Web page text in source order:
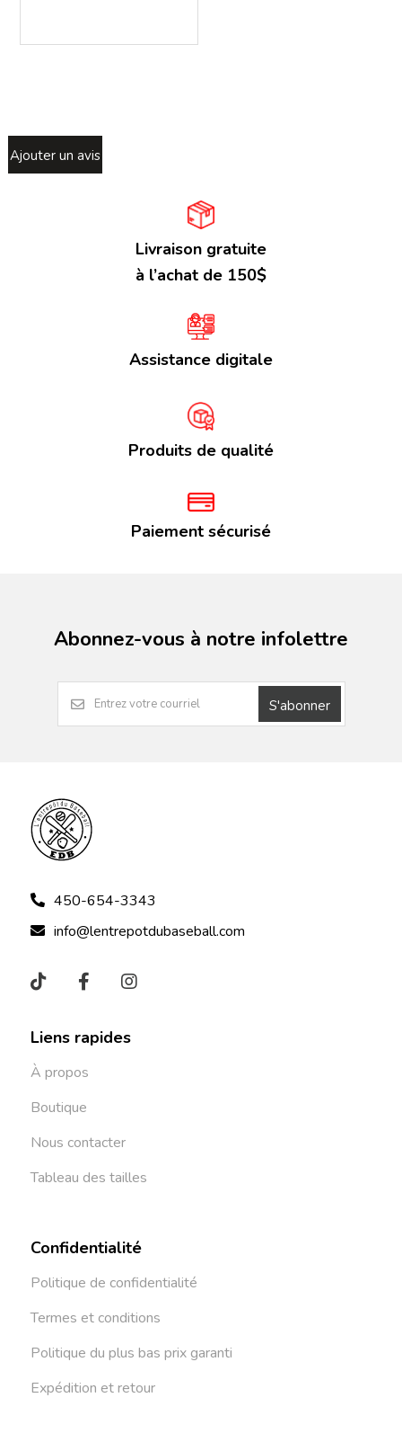
Ajouter un avis
Livraison gratuite
à l’achat de 150$
Assistance digitale
Produits de qualité
Paiement sécurisé
Abonnez-vous à notre infolettre
S'abonner
450-654-3343
info@lentrepotdubaseball.com
Liens rapides
À propos
Boutique
Nous contacter
Tableau des tailles
Confidentialité
Politique de confidentialité
Termes et conditions
Politique du plus bas prix garanti
Expédition et retour